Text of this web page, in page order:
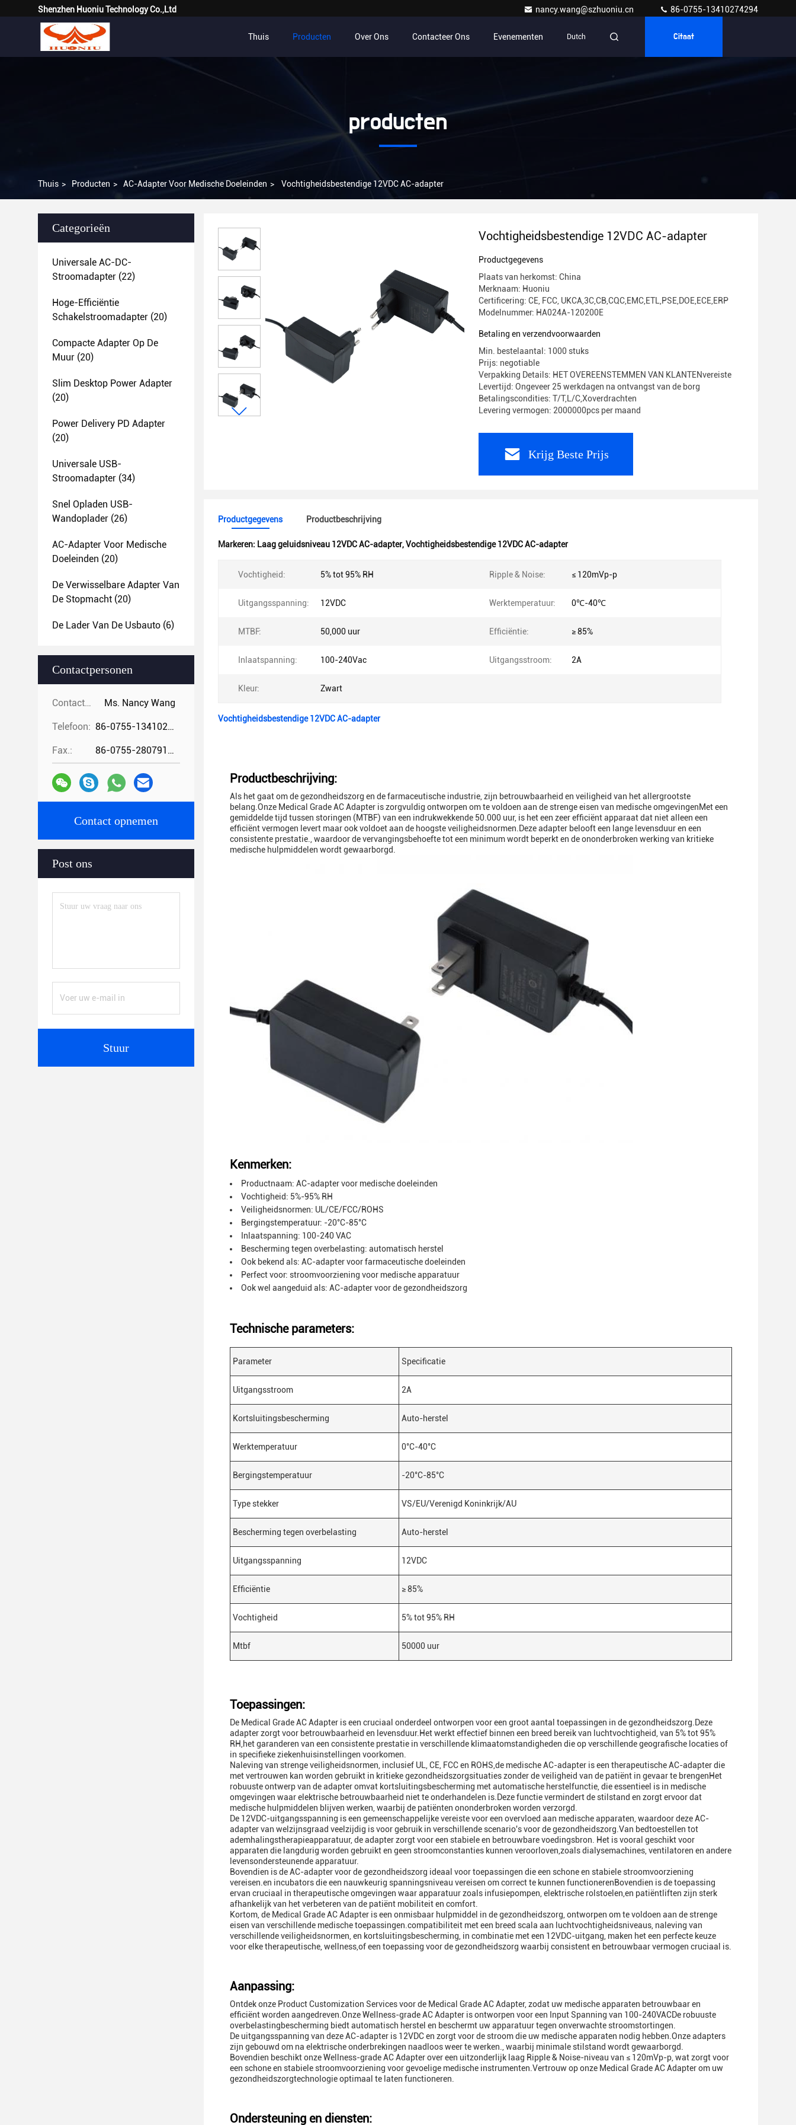
Shenzhen Huoniu Technology Co.,Ltd nancy.wang@szhuoniu.cn 86-0755-13410274294
Thuis Producten Over Ons Contacteer Ons Evenementen Dutch Citaat
producten
Thuis > Producten > AC-Adapter Voor Medische Doeleinden > Vochtigheidsbestendige 12VDC AC-adapter
Categorieën
Universale AC-DC-
Stroomadapter (22)
Hoge-Efficiëntie
Schakelstroomadapter (20)
Compacte Adapter Op De
Muur (20)
Slim Desktop Power Adapter
(20)
Power Delivery PD Adapter
(20)
Universale USB-
Stroomadapter (34)
Snel Opladen USB-
Wandoplader (26)
AC-Adapter Voor Medische
Doeleinden (20)
De Verwisselbare Adapter Van
De Stopmacht (20)
De Lader Van De Usbauto (6)
Contactpersonen
Contactpersonen: Ms. Nancy Wang
Telefoon: 86-0755-13410274294
Fax.: 86-0755-28079166
Contact opnemen
Post ons
Stuur
Vochtigheidsbestendige 12VDC AC-adapter
Productgegevens
Plaats van herkomst: China
Merknaam: Huoniu
Certificering: CE, FCC, UKCA,3C,CB,CQC,EMC,ETL,PSE,DOE,ECE,ERP
Modelnummer: HA024A-120200E
Betaling en verzendvoorwaarden
Min. bestelaantal: 1000 stuks
Prijs: negotiable
Verpakking Details: HET OVEREENSTEMMEN VAN KLANTENvereiste
Levertijd: Ongeveer 25 werkdagen na ontvangst van de borg
Betalingscondities: T/T,L/C,Xoverdrachten
Levering vermogen: 2000000pcs per maand
Krijg Beste Prijs
Productgegevens Productbeschrijving
Markeren: Laag geluidsniveau 12VDC AC-adapter,Vochtigheidsbestendige 12VDC AC-adapter
Vochtigheid: 5% tot 95% RH Ripple & Noise: ≤ 120mVp-p
Uitgangsspanning: 12VDC Werktemperatuur: 0℃-40℃
MTBF: 50,000 uur Efficiëntie: ≥ 85%
Inlaatspanning: 100-240Vac Uitgangsstroom: 2A
Kleur: Zwart
Vochtigheidsbestendige 12VDC AC-adapter
Productbeschrijving:
Als het gaat om de gezondheidszorg en de farmaceutische industrie, zijn betrouwbaarheid en veiligheid van het allergrootste
belang.Onze Medical Grade AC Adapter is zorgvuldig ontworpen om te voldoen aan de strenge eisen van medische omgevingenMet een
gemiddelde tijd tussen storingen (MTBF) van een indrukwekkende 50.000 uur, is het een zeer efficiënt apparaat dat niet alleen een
efficiënt vermogen levert maar ook voldoet aan de hoogste veiligheidsnormen.Deze adapter belooft een lange levensduur en een
consistente prestatie., waardoor de vervangingsbehoefte tot een minimum wordt beperkt en de ononderbroken werking van kritieke
medische hulpmiddelen wordt gewaarborgd.
Kenmerken:
Productnaam: AC-adapter voor medische doeleinden
Vochtigheid: 5%-95% RH
Veiligheidsnormen: UL/CE/FCC/ROHS
Bergingstemperatuur: -20°C-85°C
Inlaatspanning: 100-240 VAC
Bescherming tegen overbelasting: automatisch herstel
Ook bekend als: AC-adapter voor farmaceutische doeleinden
Perfect voor: stroomvoorziening voor medische apparatuur
Ook wel aangeduid als: AC-adapter voor de gezondheidszorg
Technische parameters:
Parameter Specificatie
Uitgangsstroom 2A
Kortsluitingsbescherming Auto-herstel
Werktemperatuur 0°C-40°C
Bergingstemperatuur -20°C-85°C
Type stekker VS/EU/Verenigd Koninkrijk/AU
Bescherming tegen overbelasting Auto-herstel
Uitgangsspanning 12VDC
Efficiëntie ≥ 85%
Vochtigheid 5% tot 95% RH
Mtbf 50000 uur
Toepassingen:
De Medical Grade AC Adapter is een cruciaal onderdeel ontworpen voor een groot aantal toepassingen in de gezondheidszorg.Deze
adapter zorgt voor betrouwbaarheid en levensduur.Het werkt effectief binnen een breed bereik van luchtvochtigheid, van 5% tot 95%
RH,het garanderen van een consistente prestatie in verschillende klimaatomstandigheden die op verschillende geografische locaties of
in specifieke ziekenhuisinstellingen voorkomen.
Naleving van strenge veiligheidsnormen, inclusief UL, CE, FCC en ROHS,de medische AC-adapter is een therapeutische AC-adapter die
met vertrouwen kan worden gebruikt in kritieke gezondheidszorgsituaties zonder de veiligheid van de patiënt in gevaar te brengenHet
robuuste ontwerp van de adapter omvat kortsluitingsbescherming met automatische herstelfunctie, die essentieel is in medische
omgevingen waar elektrische betrouwbaarheid niet te onderhandelen is.Deze functie vermindert de stilstand en zorgt ervoor dat
medische hulpmiddelen blijven werken, waarbij de patiënten ononderbroken worden verzorgd.
De 12VDC-uitgangsspanning is een gemeenschappelijke vereiste voor een overvloed aan medische apparaten, waardoor deze AC-
adapter van welzijnsgraad veelzijdig is voor gebruik in verschillende scenario's voor de gezondheidszorg.Van bedtoestellen tot
ademhalingstherapieapparatuur, de adapter zorgt voor een stabiele en betrouwbare voedingsbron. Het is vooral geschikt voor
apparaten die langdurig worden gebruikt en geen stroomconstanties kunnen veroorloven,zoals dialysemachines, ventilatoren en andere
levensondersteunende apparatuur.
Bovendien is de AC-adapter voor de gezondheidszorg ideaal voor toepassingen die een schone en stabiele stroomvoorziening
vereisen.en incubators die een nauwkeurig spanningsniveau vereisen om correct te kunnen functionerenBovendien is de toepassing
ervan cruciaal in therapeutische omgevingen waar apparatuur zoals infusiepompen, elektrische rolstoelen,en patiëntliften zijn sterk
afhankelijk van het verbeteren van de patiënt mobiliteit en comfort.
Kortom, de Medical Grade AC Adapter is een onmisbaar hulpmiddel in de gezondheidszorg, ontworpen om te voldoen aan de strenge
eisen van verschillende medische toepassingen.compatibiliteit met een breed scala aan luchtvochtigheidsniveaus, naleving van
verschillende veiligheidsnormen, en kortsluitingsbescherming, in combinatie met een 12VDC-uitgang, maken het een perfecte keuze
voor elke therapeutische, wellness,of een toepassing voor de gezondheidszorg waarbij consistent en betrouwbaar vermogen cruciaal is.
Aanpassing:
Ontdek onze Product Customization Services voor de Medical Grade AC Adapter, zodat uw medische apparaten betrouwbaar en
efficiënt worden aangedreven.Onze Wellness-grade AC Adapter is ontworpen voor een Input Spanning van 100-240VACDe robuuste
overbelastingbescherming biedt automatisch herstel en beschermt uw apparatuur tegen onverwachte stroomstortingen.
De uitgangsspanning van deze AC-adapter is 12VDC en zorgt voor de stroom die uw medische apparaten nodig hebben.Onze adapters
zijn gebouwd om na elektrische onderbrekingen naadloos weer te werken., waarbij minimale stilstand wordt gewaarborgd.
Bovendien beschikt onze Wellness-grade AC Adapter over een uitzonderlijk laag Ripple & Noise-niveau van ≤ 120mVp-p, wat zorgt voor
een schone en stabiele stroomvoorziening voor gevoelige medische instrumenten.Vertrouw op onze Medical Grade AC Adapter om uw
gezondheidszorgtechnologie optimaal te laten functioneren.
Ondersteuning en diensten: